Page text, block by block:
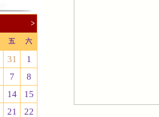
>
五 六
31
1
7
8
14
15
21
22